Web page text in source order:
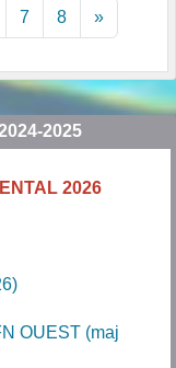
7 8 »
2025
2026
OUEST (maj